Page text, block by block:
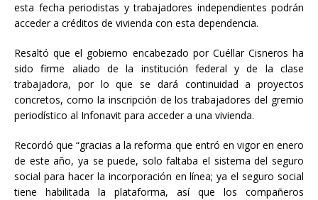
esta fecha periodistas y trabajadores independientes podrán
acceder a créditos de vivienda con esta dependencia.
Resaltó que el gobierno encabezado por Cuéllar Cisneros ha
sido firme aliado de la institución federal y de la clase
trabajadora, por lo que se dará continuidad a proyectos
concretos, como la inscripción de los trabajadores del gremio
periodístico al Infonavit para acceder a una vivienda.
Recordó que “gracias a la reforma que entró en vigor en enero
de este año, ya se puede, solo faltaba el sistema del seguro
social para hacer la incorporación en línea; ya el seguro social
tiene habilitada la plataforma, así que los compañeros